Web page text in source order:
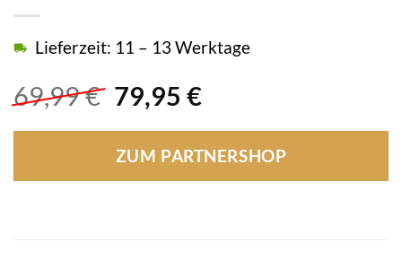
69,99€ Ursprünglicher
war:
69,99 €
79,95 €Aktueller
ist:
79,95 €.
Lieferzeit: 11 – 13 Werktage
ZUM PARTNERSHOP